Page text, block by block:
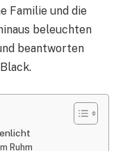
Familie und die
beleuchten
beantworten
Ruhm